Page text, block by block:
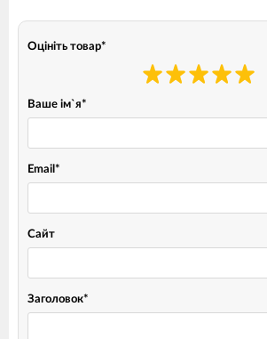
Оцініть товар*
Ваше ім`я*
Email *
Сайт
Заголовок*